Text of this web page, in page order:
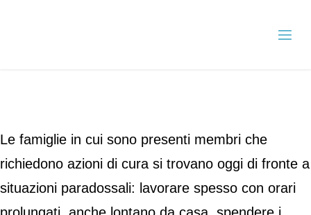
Le famiglie in cui sono presenti membri che
richiedono azioni di cura si trovano oggi di fronte a
situazioni paradossali: lavorare spesso con orari